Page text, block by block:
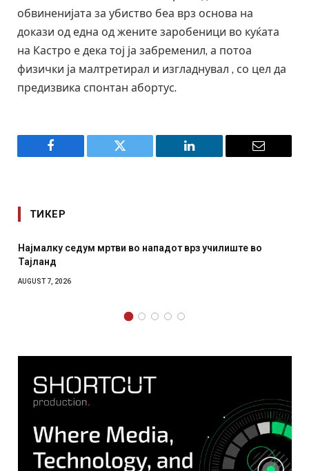
обвиненијата за убиство беа врз основа на
докази од една од жените заробеници во куќата
на Кастро е дека тој ја забременил, а потоа
физички ја малтретирал и изгладнувал , со цел да
предизвика спонтан абортус.
Facebook Twitter LinkedIn Email
ТИКЕР
Најмалку седум мртви во нападот врз училиште во
Тајланд
AUGUST 7, 2026